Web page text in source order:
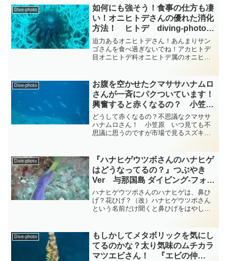
身体が丸く妙に分厚くなっていますが何
故でしょうか？・・・マダ...
Dive-photo
如何にも強そう！食事の仕方も凄
い！オニヒトデさんの優れた消化
方法！ ヒトデ diving-photo-
summary-tsubuankun
迫力あるオニヒトデさん！あんまりサン
ゴさんを食べ過ぎないでね！アカヒトデ
目オニヒトデ科オニヒトデ属のオニヒト
～30 cm の大型のヒトデさんです・・・
いかにも強うそう...
Dive-photo
お腹を空かせたクマササハナムロ
さんが一斉にパクついています！
興奮すると赤くなるの？ 小笠
原 タカサゴ科 diving-photo‐
tsubuankun
どうして赤くなるの？不思議なクマササ
ハナムロさん！ 小笠原 いつ見ても不
思議に思うのですが市場で見るスズキ目
クマササハナムロさんは危険やストレス
を感じると体色が赤色や斑...
Dive-photo
『ハナヒゲウツボさんのハナヒゲ
はどうなってるの？』つぶやき
Ver 与那国島 ダイビング‐フォ
ト‐tsubuankun
ハナヒゲウツボさんのハナヒゲは、鼻ひ
げ？花ひげ？（改）ハナヒゲウツボさん
という名前だけ聞くと鼻ひげをはやした
かける怖いウツボさんの仲間とは思えな
いとてもきれいで華やかな...
Dive-photo
もしかしてメタボリックを気にし
てるのかな？太り気味のムチカラ
マツエビさん！ 『エビの仲